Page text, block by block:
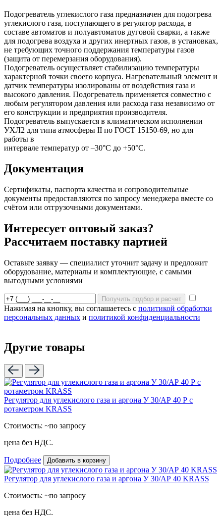
Подогреватель углекислого газа предназначен для подогрева
углекислого газа, поступающего в регулятор расхода, в
составе автоматов и полуавтоматов дуговой сварки, а также
для подогрева воздуха и других инертных газов, в установках,
не требующих точного поддержания температуры газов
(защита от перемерзания оборудования).
Подогреватель осуществляет стабилизацию температуры
характерной точки своего корпуса. Нагревательный элемент и
датчик температуры изолированы от воздействия газа и
высокого давления. Подогреватель применяется совместно с
любым регулятором давления или расхода газа независимо от
его конструкции и предприятия производителя.
Подогреватель выпускается в климатическом исполнении
УХЛ2 для типа атмосферы II по ГОСТ 15150-69, но для
работы в
интервале температур от –30°С до +50°С.
Документация
Сертификаты, паспорта качества и сопроводительные
документы предоставляются по запросу менеджера вместе со
счётом или отгрузочными документами.
Интересует оптовый заказ?
Рассчитаем поставку партией
Оставьте заявку — специалист уточнит задачу и предложит
оборудование, материалы и комплектующие, с самыми
выгодными условиями
Получить подбор и расчет
Нажимая на кнопку, вы соглашаетесь с политикой обработки
персональных данных и политикой конфиденциальности
Другие товары
Регулятор для углекислого газа и аргона У 30/АР 40 Р с
ротаметром KRASS
Стоимость: ~по запросу
цена без НДС.
Подробнее Добавить в корзину
Регулятор для углекислого газа и аргона У 30/АР 40 KRASS
Стоимость: ~по запросу
цена без НДС.